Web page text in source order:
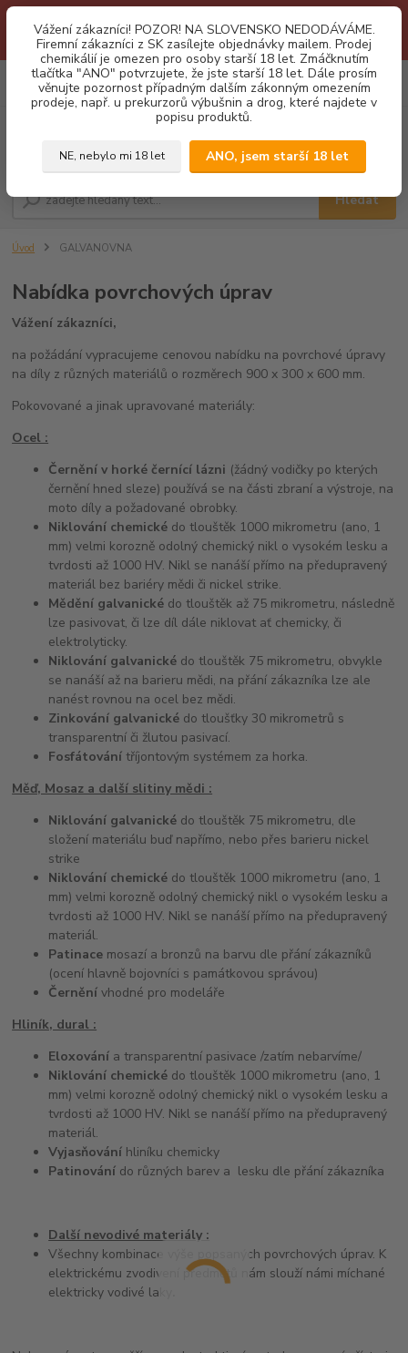
je neustálé porušování obchodních podmínek. Firemní zájemci o naše
produkty z SK zasílejte objednávky mailovou cestou. Děkujeme!
Vážení zákazníci! POZOR! NA SLOVENSKO NEDODÁVÁME.
Firemní zákazníci z SK zasílejte objednávky mailem. Prodej
chemikálií je omezen pro osoby starší 18 let. Zmáčknutím
tlačítka "ANO" potvrzujete, že jste starší 18 let. Dále prosím
věnujte pozornost případným dalším zákonným omezením
prodeje, např. u prekurzorů výbušnin a drog, které najdete v
popisu produktů.
NE, nebylo mi 18 let ANO, jsem starší 18 let
Menu
CZK
Hledat
0
za0,00 Kč
Úvod GALVANOVNA
Nabídka povrchových úprav
Vážení zákazníci,
na požádání vypracujeme cenovou nabídku na povrchové úpravy
na díly z různých materiálů o rozměrech 900 x 300 x 600 mm.
Pokovované a jinak upravované materiály:
Ocel :
Černění v horké černící lázni (žádný vodičky po kterých
černění hned sleze) používá se na části zbraní a výstroje, na
moto díly a požadované obrobky.
Niklování chemické do tlouštěk 1000 mikrometru (ano, 1
mm) velmi korozně odolný chemický nikl o vysokém lesku a
tvrdosti až 1000 HV. Nikl se nanáší přímo na předupravený
materiál bez bariéry mědi či nickel strike.
Mědění galvanické do tlouštěk až 75 mikrometru, následně
lze pasivovat, či lze díl dále niklovat ať chemicky, či
elektrolyticky.
Niklování galvanické do tlouštěk 75 mikrometru, obvykle
se nanáší až na barieru mědi, na přání zákazníka lze ale
nanést rovnou na ocel bez mědi.
Zinkování galvanické do tloušťky 30 mikrometrů s
transparentní či žlutou pasivací.
Fosfátovánítříjontovým systémem za horka.
Měď, Mosaz a další slitiny mědi :
Niklování galvanické do tlouštěk 75 mikrometru, dle
složení materiálu buď napřímo, nebo přes barieru nickel
strike
Niklování chemické do tlouštěk 1000 mikrometru (ano, 1
mm) velmi korozně odolný chemický nikl o vysokém lesku a
tvrdosti až 1000 HV. Nikl se nanáší přímo na předupravený
materiál.
Patinace mosazí a bronzů na barvu dle přání zákazníků
(ocení hlavně bojovníci s památkovou správou)
Černění vhodné pro modeláře
Hliník, dural :
Eloxování a transparentní pasivace /zatím nebarvíme/
Niklování chemické do tlouštěk 1000 mikrometru (ano, 1
mm) velmi korozně odolný chemický nikl o vysokém lesku a
tvrdosti až 1000 HV. Nikl se nanáší přímo na předupravený
materiál.
Vyjasňování hliníku chemicky
Patinování do různých barev a lesku dle přání zákazníka
Další nevodivé materiály :
Všechny kombinace výše popsaných povrchových úprav. K
elektrickému zvodivení předmětů nám slouží námi míchané
elektricky vodivé laky